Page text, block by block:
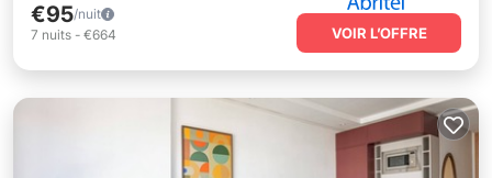
€95/nuit
7 nuits - €664 VOIR L’OFFRE